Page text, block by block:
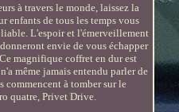
à travers le monde, laissez la
enfants de tous les temps vous
L'espoir et l'émerveillement
envie de vous échapper
magnifique coffret en dur est
même jamais entendu parler de
commencent à tomber sur le
quatre, Privet Drive.